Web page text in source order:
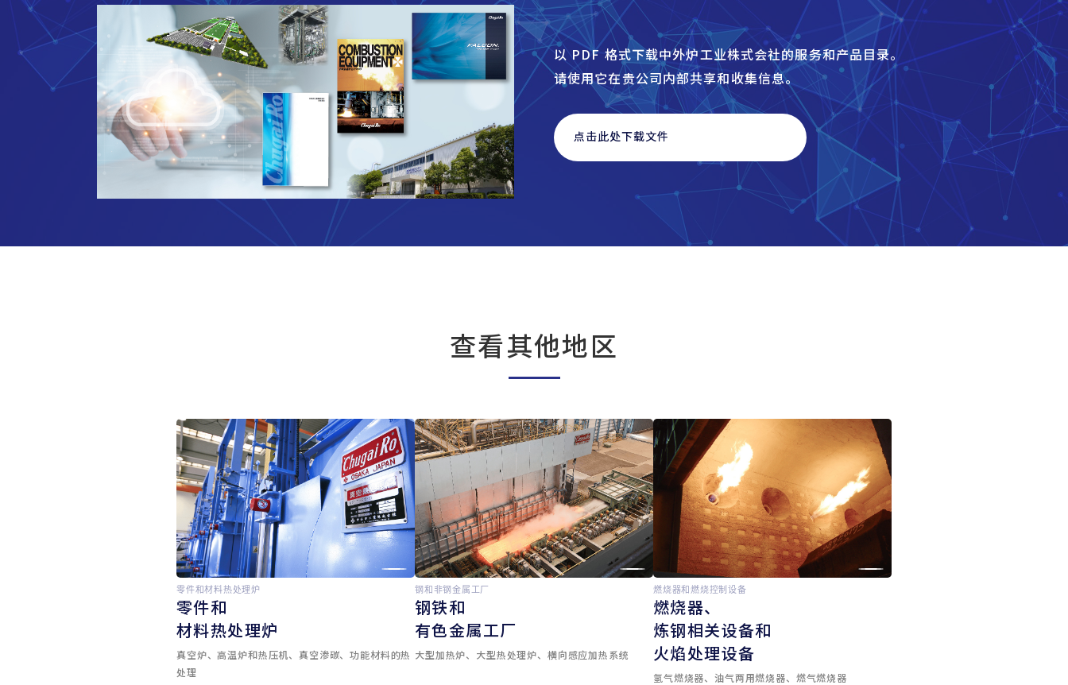
以 PDF 格式下载中外炉工业株式会社的服务和产品目录。
请使用它在贵公司内部共享和收集信息。
点击此处下载文件
查看其他地区
零件和材料热处理炉
零件和
材料热处理炉
真空炉、高温炉和热压机、真空渗碳、功能材料的热
处理
钢和非钢金属工厂
钢铁和
有色金属工厂
大型加热炉、大型热处理炉、横向感应加热系统
燃烧器和燃烧控制设备
燃烧器、
炼钢相关设备和
火焰处理设备
氢气燃烧器、油气两用燃烧器、燃气燃烧器